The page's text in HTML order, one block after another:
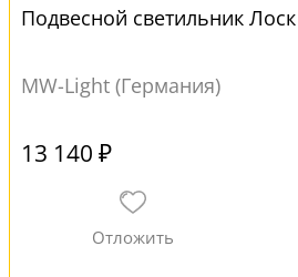
Подвесной светильник
MW-Light (Германия)
13 140 ₽